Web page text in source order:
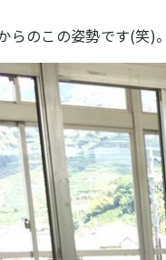
らのこの姿勢です(笑)